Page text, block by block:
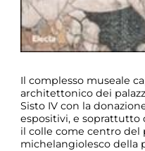
Il complesso museale
architettonico dei
Sisto IV con la
espositivi, e soprattutto
il colle come centro del
michelangiolesco della